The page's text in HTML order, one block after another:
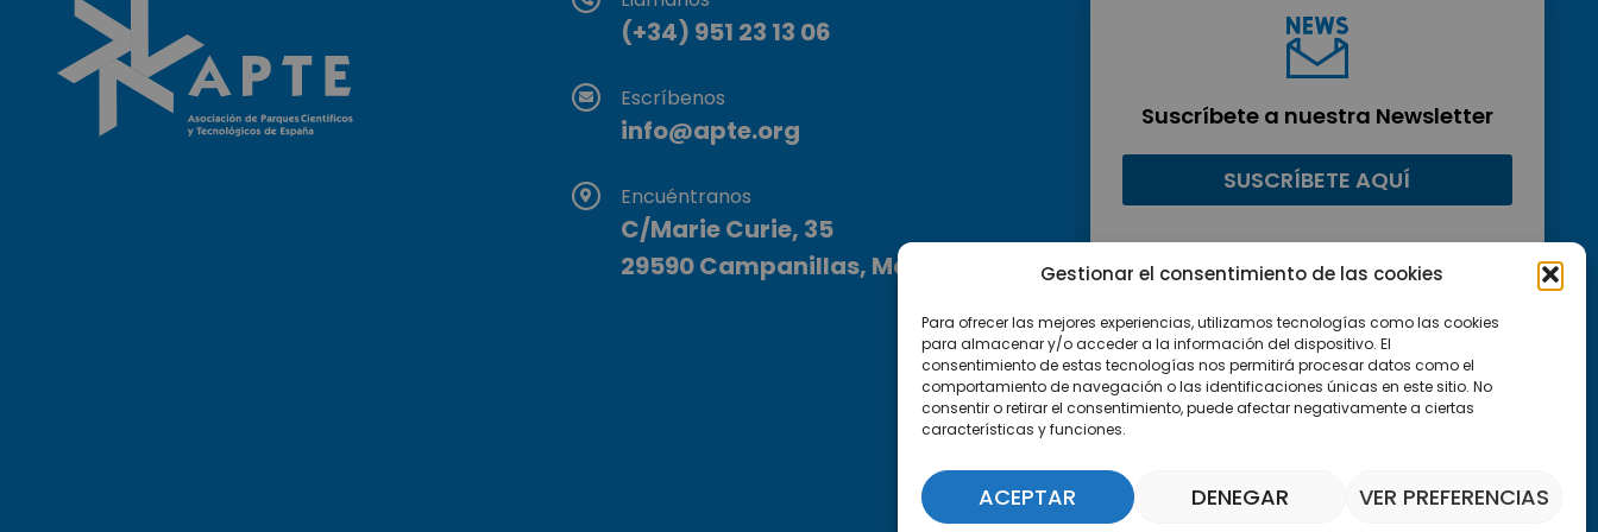
Gestionar el consentimiento de las cookies
Para ofrecer las mejores experiencias, utilizamos tecnologías como las cookies
para almacenar y/o acceder a la información del dispositivo. El
consentimiento de estas tecnologías nos permitirá procesar datos como el
comportamiento de navegación o las identificaciones únicas en este sitio. No
consentir o retirar el consentimiento, puede afectar negativamente a ciertas
características y funciones.
ACEPTAR DENEGAR VER PREFERENCIAS
(+34) 951 23 13 06
Escríbenos
info@apte.org
Encuéntranos
C/Marie Curie, 35
29590 Campanillas, Málaga
Suscríbete a nuestra Newsletter
SUSCRÍBETE AQUÍ